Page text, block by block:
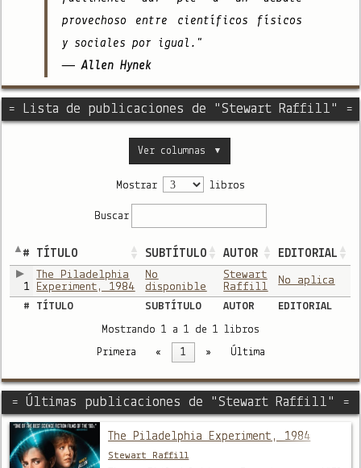
provechoso entre científicos físicos
y sociales por igual."
— Allen Hynek
= Lista de publicaciones de "Stewart Raffill" =
Ver columnas ▼
Mostrar libros
Buscar
# TÍTULO SUBTÍTULO AUTOR EDITORIAL
1
The Piladelphia
Experiment, 1984
No
disponible
Stewart
Raffill
No aplica
# TÍTULO SUBTÍTULO AUTOR
EDITORIAL
Mostrando 1 a 1 de 1 libros
Primera « 1 » Última
= Últimas publicaciones de "Stewart Raffill" =
The Piladelphia Experiment, 1984
Stewart Raffill